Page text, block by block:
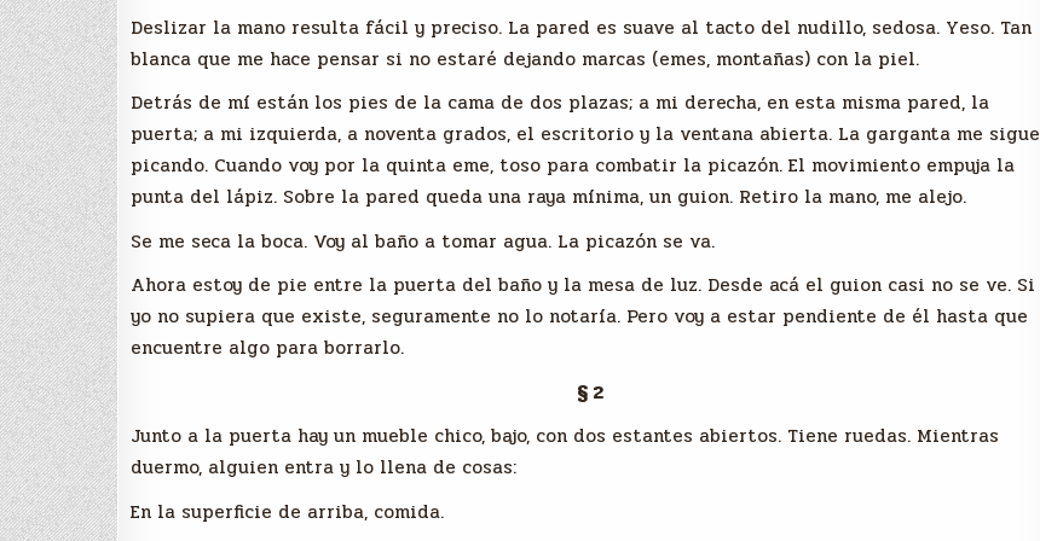
Deslizar la mano resulta fácil y preciso. La pared es suave al tacto del nudillo, sedosa. Yeso. Tan
blanca que me hace pensar si no estaré dejando marcas (emes, montañas) con la piel.
Detrás de mí están los pies de la cama de dos plazas; a mi derecha, en esta misma pared, la
puerta; a mi izquierda, a noventa grados, el escritorio y la ventana abierta. La garganta me sigue
picando. Cuando voy por la quinta eme, toso para combatir la picazón. El movimiento empuja la
punta del lápiz. Sobre la pared queda una raya mínima, un guion. Retiro la mano, me alejo.
Se me seca la boca. Voy al baño a tomar agua. La picazón se va.
Ahora estoy de pie entre la puerta del baño y la mesa de luz. Desde acá el guion casi no se ve. Si
yo no supiera que existe, seguramente no lo notaría. Pero voy a estar pendiente de él hasta que
encuentre algo para borrarlo.
§ 2
Junto a la puerta hay un mueble chico, bajo, con dos estantes abiertos. Tiene ruedas. Mientras
duermo, alguien entra y lo llena de cosas:
En la superficie de arriba, comida.